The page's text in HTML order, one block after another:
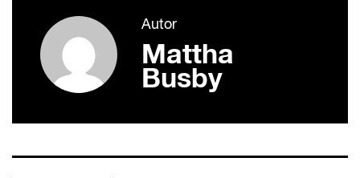
conteúdo
Autor
Mattha
Busby